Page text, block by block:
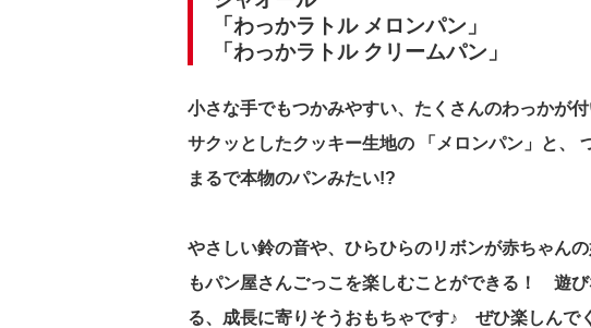
「わっかラトル メロンパン」
「わっかラトル クリームパン」
小さな手でもつかみやすい、たくさんのわっかが
サクッとしたクッキー生地の 「メロンパン」と、
まるで本物のパンみたい!?
やさしい鈴の音や、ひらひらのリボンが赤ちゃん
もパン屋さんごっこを楽しむことができる！ 遊
る、成長に寄りそうおもちゃです♪ ぜひ楽しんで